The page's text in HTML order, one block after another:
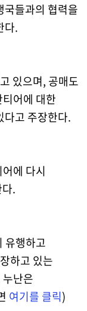
국들과의 협력을
다.
있으며, 공매도
어에 대한
다고 주장한다.
에 다시
.
유행하고
하고 있는
난은
여기를 클릭)